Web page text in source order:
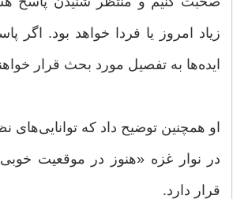
زیاد امروز یا فردا خواهد بود. اگر
ایده‌ها به تفصیل مورد بحث قرار
او همچنین توضیح داد که
در نوار غزه «هنوز در موقعیت
قرار دارد.